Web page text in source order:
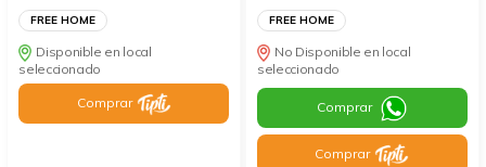
FREE HOME
Disponible en local
seleccionado
Comprar
FREE HOME
No Disponible en local
seleccionado
Comprar
Comprar